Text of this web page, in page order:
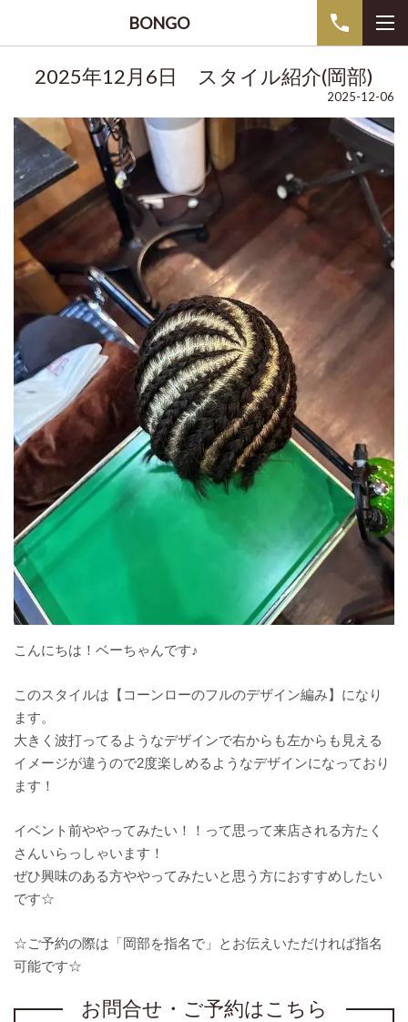
BONGO
2025年12月6日 スタイル紹介(岡部)
2025-12-06
こんにちは！ベーちゃんです♪
このスタイルは【コーンローのフルのデザイン編み】になり
ます。
大きく波打ってるようなデザインで右からも左からも見える
イメージが違うので2度楽しめるようなデザインになっており
ます！
イベント前ややってみたい！！って思って来店される方たく
さんいらっしゃいます！
ぜひ興味のある方ややってみたいと思う方におすすめしたい
です☆
☆ご予約の際は「岡部を指名で」とお伝えいただければ指名
可能です☆
お問合せ・ご予約はこちら